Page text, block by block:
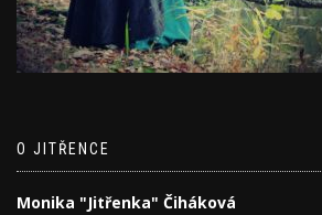
O JITŘENCE
Monika "Jitřenka" Čiháková